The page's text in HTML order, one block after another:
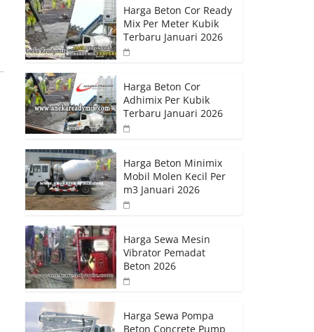
Harga Beton Cor Ready
Mix Per Meter Kubik
Terbaru Januari 2026
Harga Beton Cor
Adhimix Per Kubik
Terbaru Januari 2026
Harga Beton Minimix
Mobil Molen Kecil Per
m3 Januari 2026
Harga Sewa Mesin
Vibrator Pemadat
Beton 2026
Harga Sewa Pompa
Beton Concrete Pump